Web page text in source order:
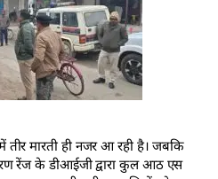
मारती ही नजर आ रही है। जबकि
रेंज के डीआईजी द्वारा कुल आठ एस